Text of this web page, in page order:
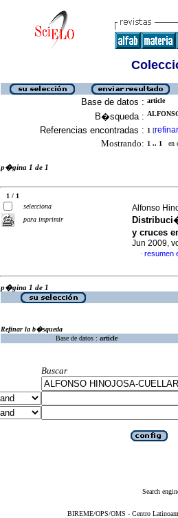
Base de datos : article
B�squeda :
Referencias encontradas : 1 [refinar
Mostrando: 1 .. 1 en
p�gina 1 de 1
1 / 1
selecciona
para imprimir
Alfonso
y cruces
Jun 2009,
· resumen
p�gina 1 de 1
Refinar la b�squeda
Base de datos : article
Buscar
Search
BIREME/OPS/OMS - Centro